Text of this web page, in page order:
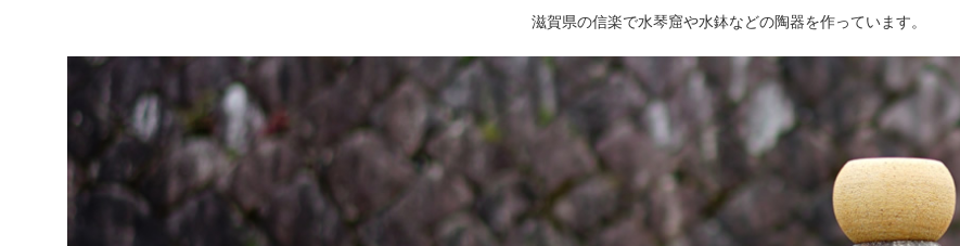
滋賀県の信楽で水琴窟や水鉢などの陶器を作っています。